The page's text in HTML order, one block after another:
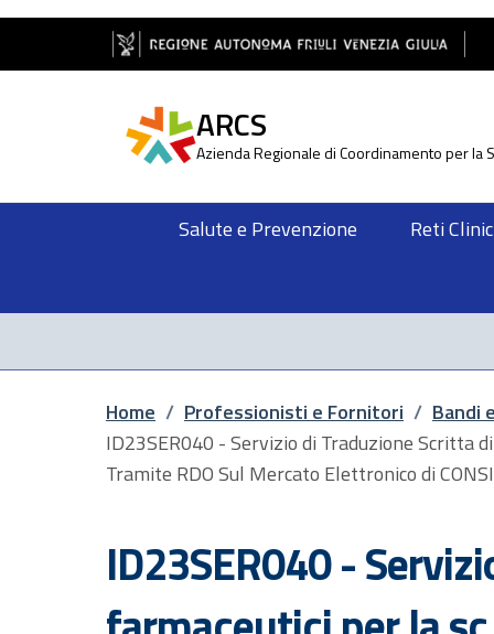
Salta al contenuto principale
Salta al piè di pagina
ARCS
Azienda Regionale di Coordinamento per la
Salute e Prevenzione Reti
Briciole di pane
Home / Professionisti e Fornitori / Bandi
ID23SER040 - Servizio di Traduzione Scritta
Tramite RDO Sul Mercato Elettronico di
ID23SER040 -